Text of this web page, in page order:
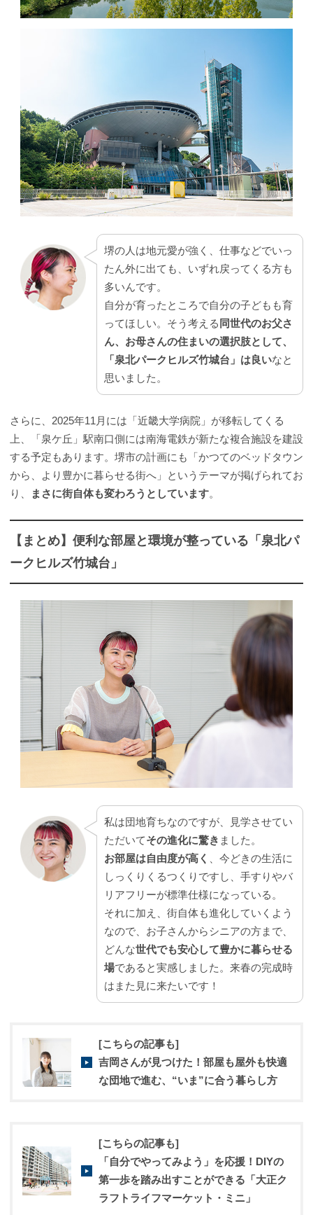
堺の人は地元愛が強く、仕事などでいっ
たん外に出ても、いずれ戻ってくる方も
多いんです。
自分が育ったところで自分の子どもも育
ってほしい。そう考える 同世代のお父さ
ん、お母さんの住まいの選択肢として、
「泉北パークヒルズ竹城台」は良いなと
思いました。
さらに、2025年11月には「近畿大学病院」が移転してくる
上、「泉ケ丘」駅南口側には南海電鉄が新たな複合施設を建設
する予定もあります。堺市の計画にも「かつてのベッドタウン
から、より豊かに暮らせる街へ」というテーマが掲げられてお
り、
まさに街自体も変わろうとしています。
【まとめ】便利な部屋と環境が整っている「泉北パ
ークヒルズ竹城台」
私は団地育ちなのですが、見学させてい
ただいてその進化に驚き ました。
お部屋は自由度が高く 、今どきの生活に
しっくりくるつくりですし、手すりやバ
リアフリーが標準仕様になっている。
それに加え、街自体も進化していくよう
なので、お子さんからシニアの方まで、
どんな世代でも安心して豊かに暮らせる
場であると実感しました。来春の完成時
はまた見に来たいです！
[こちらの記事も]
吉岡さんが見つけた！部屋も屋外も快適
な団地で進む、“いま”に合う暮らし方
[こちらの記事も]
「自分でやってみよう」を応援！DIYの
第一歩を踏み出すことができる「大正ク
ラフトライフマーケット・ミニ」